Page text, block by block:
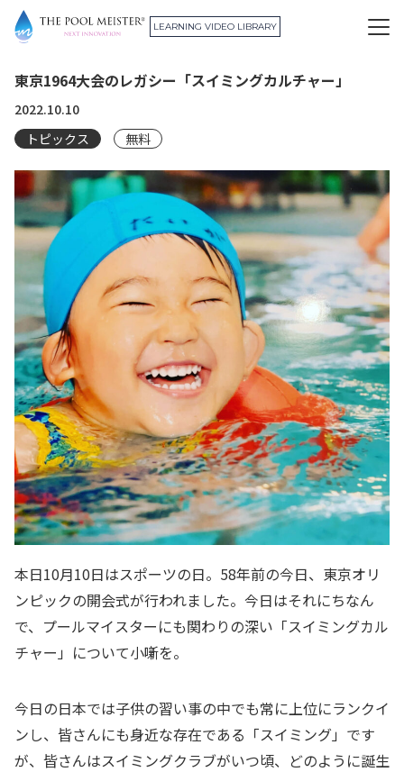
THE POOL MEISTER®︎ NEXT
LEARNING VIDEO LIBRARY
東京1964大会のレガシー「スイミングカルチャー」
2022.10.10
トピックス
無料
本日10月10日はスポーツの日。58年前の今日、東京オリ
ンピックの開会式が行われました。今日はそれにちなん
で、プールマイスターにも関わりの深い「スイミングカル
チャー」について小噺を。
今日の日本では子供の習い事の中でも常に上位にランクイ
ンし、皆さんにも身近な存在である「スイミング」です
が、皆さんはスイミングクラブがいつ頃、どのように誕生